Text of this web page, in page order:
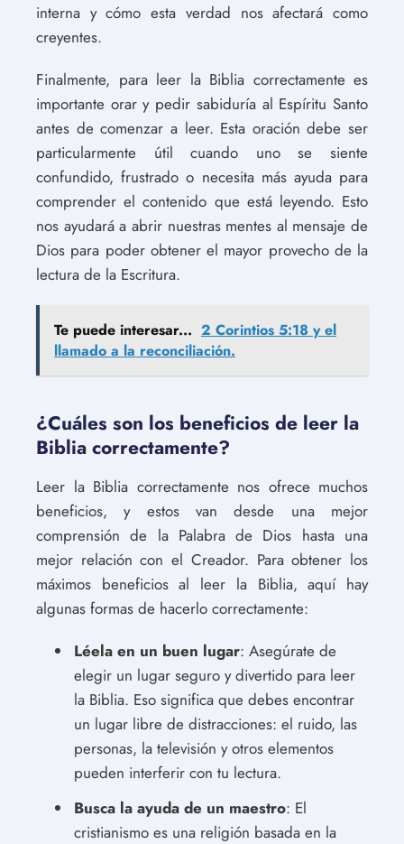
interna y cómo esta verdad nos afectará como
creyentes.
Finalmente, para leer la Biblia correctamente es
importante orar y pedir sabiduría al Espíritu Santo
antes de comenzar a leer. Esta oración debe ser
particularmente útil cuando uno se siente
confundido, frustrado o necesita más ayuda para
comprender el contenido que está leyendo. Esto
nos ayudará a abrir nuestras mentes al mensaje de
Dios para poder obtener el mayor provecho de la
lectura de la Escritura.
Te puede interesar... 2 Corintios 5:18 y el
llamado a la reconciliación.
¿Cuáles son los beneficios de leer la
Biblia correctamente?
Leer la Biblia correctamente nos ofrece muchos
beneficios, y estos van desde una mejor
comprensión de la Palabra de Dios hasta una
mejor relación con el Creador. Para obtener los
máximos beneficios al leer la Biblia, aquí hay
algunas formas de hacerlo correctamente:
Léela en un buen lugar: Asegúrate de
elegir un lugar seguro y divertido para leer
la Biblia. Eso significa que debes encontrar
un lugar libre de distracciones: el ruido, las
personas, la televisión y otros elementos
pueden interferir con tu lectura.
Busca la ayuda de un maestro: El
cristianismo es una religión basada en la